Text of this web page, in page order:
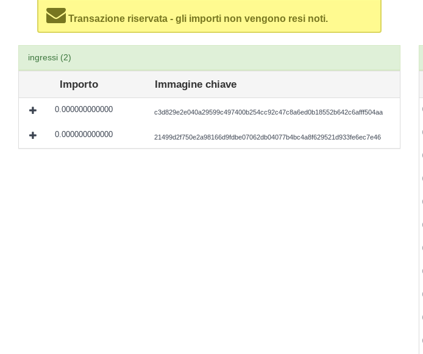
Transazione riservata - gli importi non vengono resi noti.
ingressi (2)
Importo Immagine chiave
0.000000000000 c3d829e2e040a29599c497400b254cc92c47c8a6ed0b18552b642c6afff504aa
0.000000000000 21499d2f750e2a98166d9fdbe07062db04077b4bc4a8f629521d933fe6ec7e46